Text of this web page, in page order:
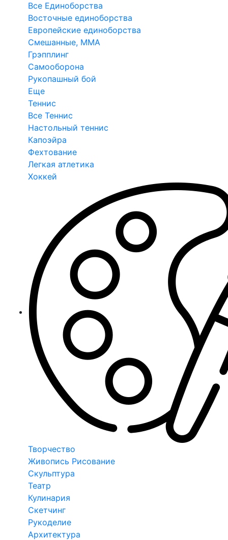
Все Единоборства
Восточные единоборства
Европейские единоборства
Смешанные, ММА
Грэпплинг
Самооборона
Рукопашный бой
Еще
Теннис
Все Теннис
Настольный теннис
Капоэйра
Фехтование
Легкая атлетика
Хоккей
Творчество
Живопись Рисование
Скульптура
Театр
Кулинария
Скетчинг
Рукоделие
Архитектура